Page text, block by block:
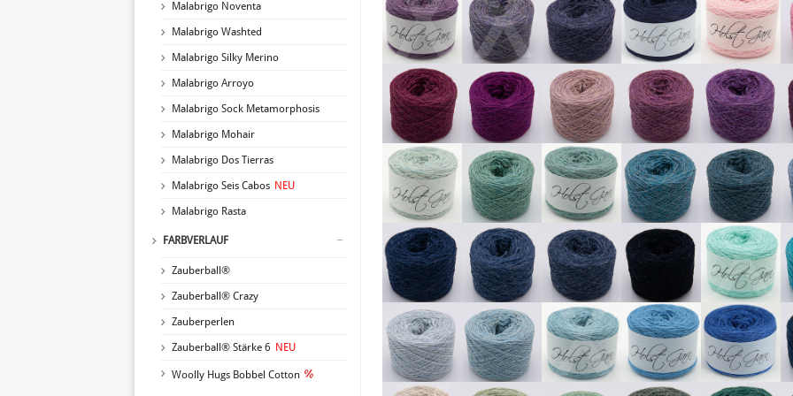
Malabrigo Noventa
Malabrigo Washted
Malabrigo Silky Merino
Malabrigo Arroyo
Malabrigo Sock Metamorphosis
Malabrigo Mohair
Malabrigo Dos Tierras
Malabrigo Seis Cabos NEU
Malabrigo Rasta
FARBVERLAUF
Zauberball®
Zauberball® Crazy
Zauberperlen
Zauberball® Stärke 6 NEU
Woolly Hugs Bobbel Cotton
X X
X
X